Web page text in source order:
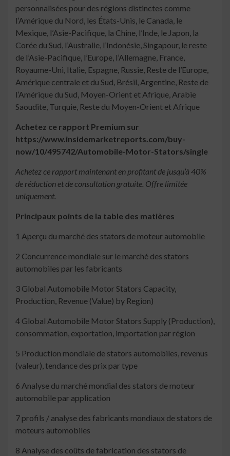
personnalisées pour des régions distinctes comme
l’Amérique du Nord, les États-Unis, le Canada, le
Mexique, l’Asie-Pacifique, la Chine, l’Inde, le Japon, la
Corée du Sud, l’Australie, l’Indonésie, Singapour, le reste
de l’Asie-Pacifique, l’Europe, l’Allemagne, France,
Royaume-Uni, Italie, Espagne, Russie, Reste de l’Europe,
Amérique centrale et du Sud, Brésil, Argentine, Reste de
l’Amérique du Sud, Moyen-Orient et Afrique, Arabie
Saoudite, Turquie, Reste du Moyen-Orient et Afrique
Achetez ce rapport Premium sur
https://www.insidemarketreports.com/buy-
now/10/495742/Automobile-Motor-Stators/single
Achetez ce rapport maintenant en profitant de jusqu’à 40%
de réduction et de consultation gratuite. Offre limitée
uniquement.
Principaux points de la table des matières
1 Aperçu du marché des stators de moteur automobile
2 Concurrence mondiale sur le marché des stators
automobiles par les fabricants
3 Global Automobile Motor Stators Capacity,
Production, Revenue (Value) by Region)
4 Global Automobile Motor Stators Supply (Production),
consommation, exportation, importation par région
5 Production mondiale de stators automobiles, revenus
(valeur), tendance des prix par type
6 Analyse du marché mondial des stators de moteur
automobile par application
7 profils / analyse des fabricants mondiaux de stators de
moteurs automobiles
8 Analyse des coûts de fabrication des stators de